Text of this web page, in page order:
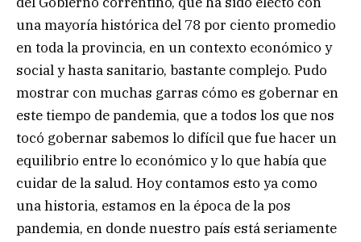
una mayoría histórica del 78 por ciento promedio
en toda la provincia, en un contexto económico y
social y hasta sanitario, bastante complejo. Pudo
mostrar con muchas garras cómo es gobernar en
este tiempo de pandemia, que a todos los que nos
tocó gobernar sabemos lo difícil que fue hacer un
equilibrio entre lo económico y lo que había que
cuidar de la salud. Hoy contamos esto ya como
una historia, estamos en la época de la pos
pandemia, en donde nuestro país está seriamente